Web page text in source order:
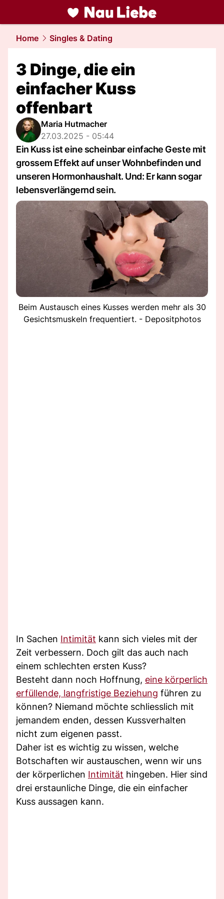
liebe.NAU.ch
Home Singles & Dating
3 Dinge, die ein
einfacher Kuss
offenbart
Maria Hutmacher
27.03.2025 - 05:44
Ein Kuss ist eine scheinbar einfache Geste mit
grossem Effekt auf unser Wohnbefinden und
unseren Hormonhaushalt. Und: Er kann sogar
lebensverlängernd sein.
Beim Austausch eines Kusses werden mehr als 30
Gesichtsmuskeln frequentiert. - Depositphotos
In Sachen Intimität kann sich vieles mit der
Zeit verbessern. Doch gilt das auch nach
einem schlechten ersten Kuss?
Besteht dann noch Hoffnung, eine körperlich
erfüllende, langfristige Beziehung führen zu
können? Niemand möchte schliesslich mit
jemandem enden, dessen Kussverhalten
nicht zum eigenen passt.
Daher ist es wichtig zu wissen, welche
Botschaften wir austauschen, wenn wir uns
der körperlichen Intimität hingeben. Hier sind
drei erstaunliche Dinge, die ein einfacher
Kuss aussagen kann.